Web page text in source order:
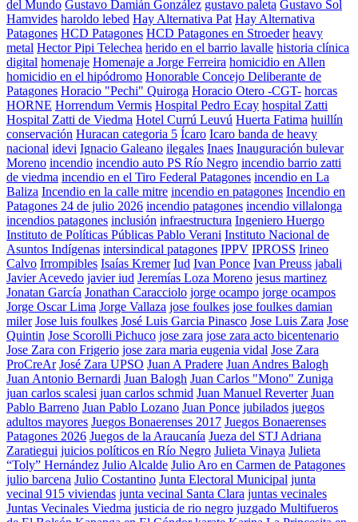
del Mundo Gustavo Damián González gustavo paleta Gustavo Sol
Hamvides haroldo lebed Hay Alternativa Pat Hay Alternativa
Patagones HCD Patagones HCD Patagones en Stroeder heavy
metal Hector Pipi Telechea herido en el barrio lavalle historia clínica
digital homenaje Homenaje a Jorge Ferreira homicidio en Allen
homicidio en el hipódromo Honorable Concejo Deliberante de
Patagones Horacio "Pechi" Quiroga Horacio Otero -CGT- horcas
HORNE Horrendum Vermis Hospital Pedro Ecay hospital Zatti
Hospital Zatti de Viedma Hotel Currú Leuvú Huerta Fatima huillín
conservación Huracan categoria 5 Ícaro Icaro banda de heavy
nacional idevi Ignacio Galeano ilegales Inaes Inauguración bulevar
Moreno incendio incendio auto PS Río Negro incendio barrio zatti
de viedma incendio en el Tiro Federal Patagones incendio en La
Baliza Incendio en la calle mitre incendio en patagones Incendio en
Patagones 24 de julio 2026 incendio patagones incendio villalonga
incendios patagones inclusión infraestructura Ingeniero Huergo
Instituto de Políticas Públicas Pablo Verani Instituto Nacional de
Asuntos Indígenas intersindical patagones IPPV IPROSS Irineo
Calvo Irrompibles Isaías Kremer Iud Ivan Ponce Ivan Preuss jabali
Javier Acevedo javier iud Jeremías Loza Moreno jesus martinez
Jonatan García Jonathan Caracciolo jorge ocampo jorge ocampos
Jorge Oscar Lima Jorge Vallaza jose foulkes jose foulkes damian
miler Jose luis foulkes José Luis Garcia Pinasco Jose Luis Zara Jose
Quintin Jose Scorolli Pichuco jose zara jose zara acto bicentenario
Jose Zara con Frigerio jose zara maria eugenia vidal Jose Zara
ProCreAr José Zara UPSO Juan A Pradere Juan Andres Balogh
Juan Antonio Bernardi Juan Balogh Juan Carlos "Mono" Zuniga
juan carlos scalesi juan carlos schmid Juan Manuel Reverter Juan
Pablo Barreno Juan Pablo Lozano Juan Ponce jubilados juegos
adultos mayores Juegos Bonaerenses 2017 Juegos Bonaerenses
Patagones 2026 Juegos de la Araucanía Jueza del STJ Adriana
Zaratiegui juicios políticos en Río Negro Julieta Vinaya Julieta
“Toly” Hernández Julio Alcalde Julio Aro en Carmen de Patagones
julio barcena Julio Costantino Junta Electoral Municipal junta
vecinal 915 viviendas junta vecinal Santa Clara juntas vecinales
Juntas Vecinales Viedma justicia de rio negro juzgado Multifueros